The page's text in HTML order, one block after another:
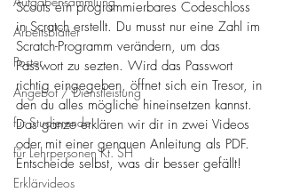
Arbeitsblätter
Poster
Angebot / Dienstleistung
für Studierende
für Lehrpersonen Kt. SH
Erklärvideos
Scouts ein programmierbares Codeschloss
in Scratch erstellt. Du musst nur eine Zahl im
Scratch-Programm verändern, um das
Passwort zu sezten. Wird das Passwort
richtig eingegeben, öffnet sich ein Tresor, in
den du alles mögliche hineinsetzen kannst.
Das ganze erklären wir dir in zwei Videos
oder mit einer genauen Anleitung als PDF.
Entscheide selbst, was dir besser gefällt!